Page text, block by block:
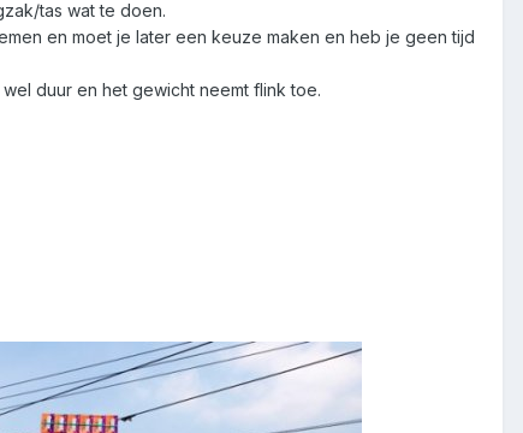
tas wat te doen.
en moet je later een keuze maken en heb je geen tijd
duur en het gewicht neemt flink toe.